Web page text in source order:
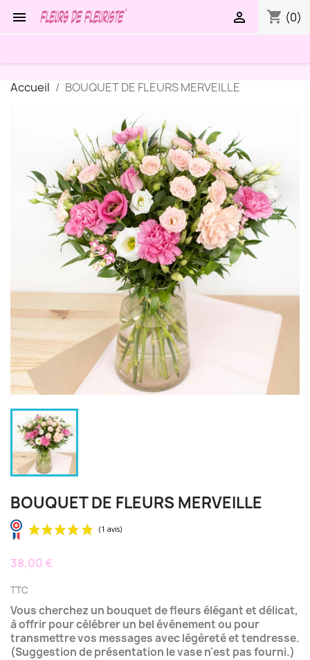
 shopping_cart (0)

Accueil BOUQUET DE FLEURS MERVEILLE
BOUQUET DE FLEURS MERVEILLE
(1 avis)
38,00 €
TTC
Vous cherchez un bouquet de fleurs élégant et délicat,
à offrir pour célébrer un bel événement ou pour
transmettre vos messages avec légèreté et tendresse.
(Suggestion de présentation le vase n'est pas fourni.)